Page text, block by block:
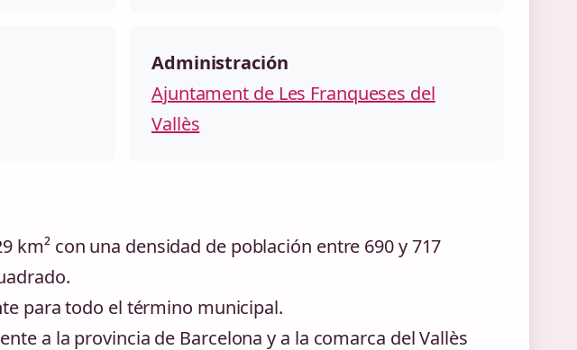
Administración
Ajuntament de Les Franqueses del
Vallès
km² con una densidad de población entre 690 y 717
para todo el término municipal.
a la provincia de Barcelona y a la comarca del Vallès